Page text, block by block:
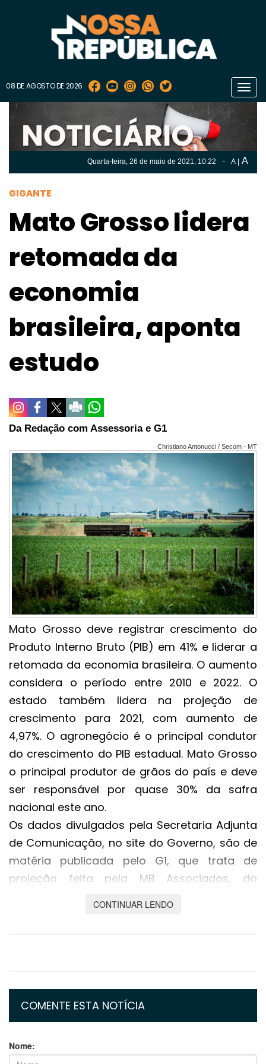
08 DE AGOSTO DE 2026
Quarta-feira, 26 de maio de 2021, 10:22 - A A
GIGANTE
Mato Grosso lidera
retomada da
economia
brasileira, aponta
estudo
Da Redação com Assessoria e G1
Christiano Antonucci / Secom - MT
Mato Grosso deve registrar crescimento do
Produto Interno Bruto (PIB) em 41% e liderar a
retomada da economia brasileira. O aumento
considera o período entre 2010 e 2022. O
estado também lidera na projeção de
crescimento para 2021, com aumento de
4,97%. O agronegócio é o principal condutor
do crescimento do PIB estadual. Mato Grosso
o principal produtor de grãos do país e deve
ser responsável por quase 30% da safra
nacional este ano.
Os dados divulgados pela Secretaria Adjunta
de Comunicação, no site do Governo, são de
matéria publicada pelo G1, que trata de
projeção feita pela MB Associados, do
do Ministério da Fazenda entre 1995 e 1998, e
Comércio Exterior da Presidência da
República, entre abril e novembro de 1998, no
governo FHC.
A consultoria projeta que a renda total
gerada no país pelo agronegócio deverá
atingir em 2021 o volume recorde de R$ 965
CONTINUAR LENDO
COMENTE ESTA NOTÍCIA
Nome: